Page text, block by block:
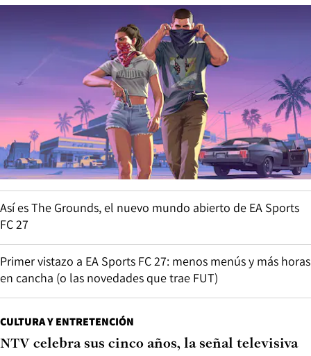
Así es The Grounds, el nuevo mundo abierto de EA Sports
FC 27
Primer vistazo a EA Sports FC 27: menos menús y más horas
en cancha (o las novedades que trae FUT)
CULTURA Y ENTRETENCIÓN
NTV celebra sus cinco años, la señal televisiva